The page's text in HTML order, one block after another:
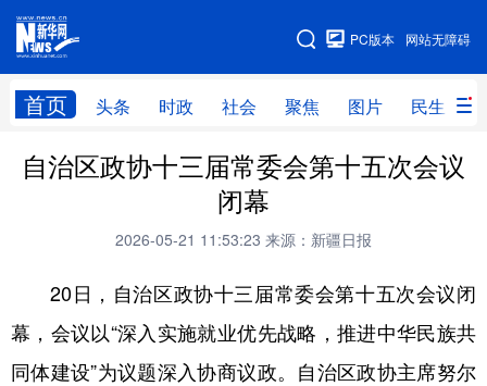
网站无障碍
PC版本
首页 头条 时政 社会 聚焦 图片 民生
网站地图
头条 时政 社会 聚焦
服务
云游新疆 云端悦读 云看书画 光影新疆
人事频道 融媒体联播 廉政频道 新华视角看新疆
自治区政协十三届常委会第十五次会议
闭幕
2026-05-21 11:53:23 来源：新疆日报
20日，自治区政协十三届常委会第十五次会议闭
幕，会议以“深入实施就业优先战略，推进中华民族共
同体建设”为议题深入协商议政。自治区政协主席努尔